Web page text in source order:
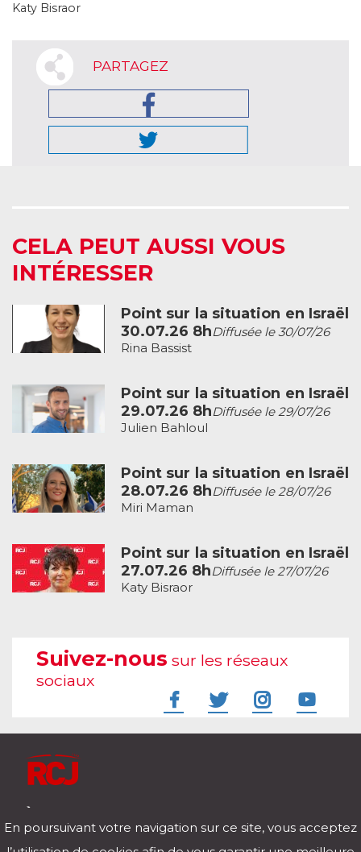
Katy Bisraor
PARTAGEZ
CELA PEUT AUSSI VOUS
INTÉRESSER
Point sur la situation en Israël
30.07.26 8hDiffusée le 30/07/26
Rina Bassist
Point sur la situation en Israël
29.07.26 8hDiffusée le 29/07/26
Julien Bahloul
Point sur la situation en Israël
28.07.26 8hDiffusée le 28/07/26
Miri Maman
Point sur la situation en Israël
27.07.26 8hDiffusée le 27/07/26
Katy Bisraor
Suivez-nous sur les réseaux
sociaux
Télécharger notre application pour iOs et Android
En poursuivant votre navigation sur ce site, vous acceptez